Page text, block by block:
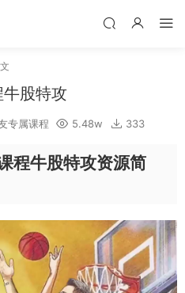
股特攻
专属课程 5.48w 333
程牛股特攻资源简